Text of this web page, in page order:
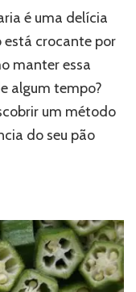
é uma delícia
está crocante por
manter essa
algum tempo?
um método
do seu pão